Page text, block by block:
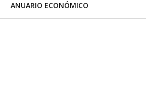
ANUARIO ECONÓMICO